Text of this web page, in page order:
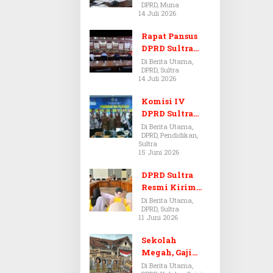
Dugaan Jual
Beli Tanah
Bermasalah di
Muna
DPRD, Muna
14 Juli 2026
Rapat Pansus
DPRD Sultra
Diskors Dua
Kali Akibat
Ketidakhadira
n Pj Sekda
Di Berita Utama,
DPRD, Sultra
14 Juli 2026
Komisi IV
DPRD Sultra
Kawal Hak
Guru,
Rencanakan
Pendidikan
Di Berita Utama,
DPRD, Pendidikan,
Sultra
15 Juni 2026
DPRD Sultra
Resmi Kirim
Aspirasi Tolak
Peraturan
BPOM No. 5
Tahun 2026 ke
Komisi IX DPR
Di Berita Utama,
DPRD, Sultra
11 Juni 2026
Sekolah
Megah, Gaji
Guru Berdarah-
Di Berita Utama,